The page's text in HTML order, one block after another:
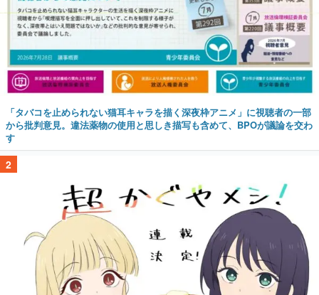
「タバコを止められない猫耳キャラを描く深夜枠アニメ」に視聴者の一部
から批判意見。違法薬物の使用と思しき描写も含めて、BPOが議論を交わ
す
2